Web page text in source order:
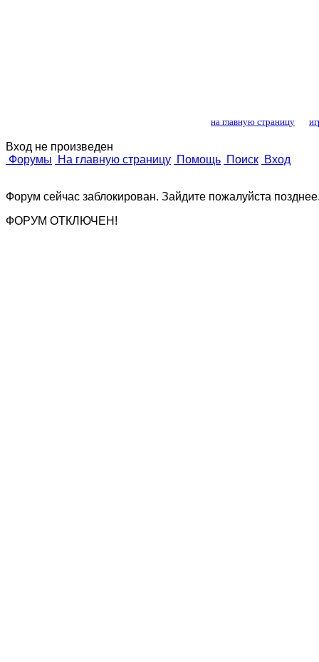
на главную страницу
Вход не произведен
Форумы
На главную страницу Помощь Поиск Вход
Форум сейчас заблокирован. Зайдите пожалуйста
ФОРУМ ОТКЛЮЧЕН!